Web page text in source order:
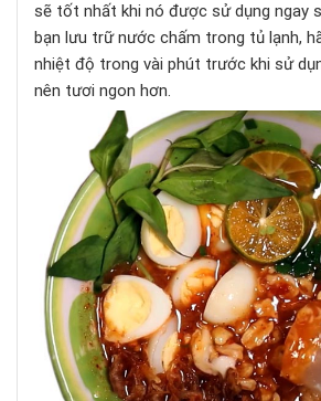
sẽ tốt nhất khi nó được sử dụng ngay
bạn lưu trữ nước chấm trong tủ lạnh,
nhiệt độ trong vài phút trước khi sử
nên tươi ngon hơn.